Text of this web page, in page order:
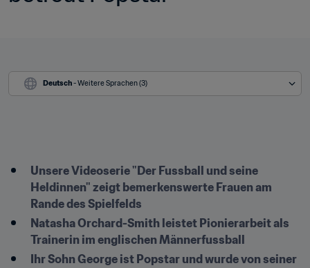
Deutsch - Weitere Sprachen (3)
Unsere Videoserie "Der Fussball und seine
Heldinnen" zeigt bemerkenswerte Frauen am
Rande des Spielfelds
Natasha Orchard-Smith leistet Pionierarbeit als
Trainerin im englischen Männerfussball
Ihr Sohn George ist Popstar und wurde von seiner